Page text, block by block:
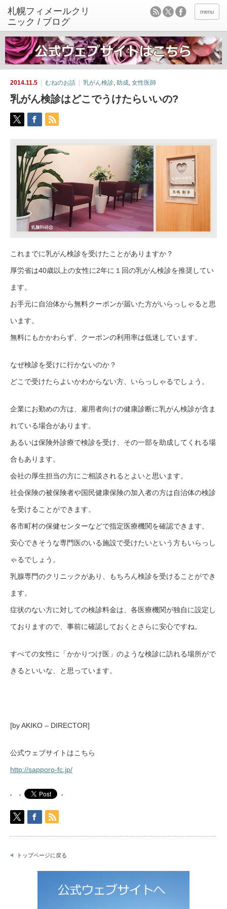
menu
2014.11.5 むねのお話 乳がん検診, 助成, 女性医師
乳がん検診はどこでうけたらいいの?
これまでに乳がん検診を受けたことがありますか？
厚労省は40歳以上の女性に2年に１回の乳がん検診を推奨してい
ます。
お手元に自治体から無料クーポンが届いた方がいらっしゃると思
います。
無料にもかかわらず、クーポンの利用率は低迷しています。
なぜ検診を受けに行かないのか？
どこで受けたらよいかわからない方、いらっしゃるでしょう。
企業にお勤めの方は、雇用者向けの健康診断に乳がん検診が含ま
れている場合があります。
あるいは保険外診療で検診を受け、その一部を助成してくれる場
合もあります。
会社の厚生担当の方にご相談されるとよいと思います。
社会保険の被保険者や国民健康保険の加入者の方は自治体の検診
を受けることができます。
各市町村の保健センターなどで指定医療機関を確認できます。
安心できそうな専門医のいる施設で受けたいという方もいらっし
ゃるでしょう。
乳腺専門のクリニックがあり、もちろん検診を受けることができ
ます。
症状のない方に対しての検診料金は、各医療機関が独自に設定し
ておりますので、事前に確認しておくとさらに安心ですね。
すべての女性に「かかりつけ医」のような検診に訪れる場所がで
きるといいな、と思っています。
[by AKIKO – DIRECTOR]
公式ウェブサイトはこちら
http://sapporo-fc.jp/
トップページに戻る